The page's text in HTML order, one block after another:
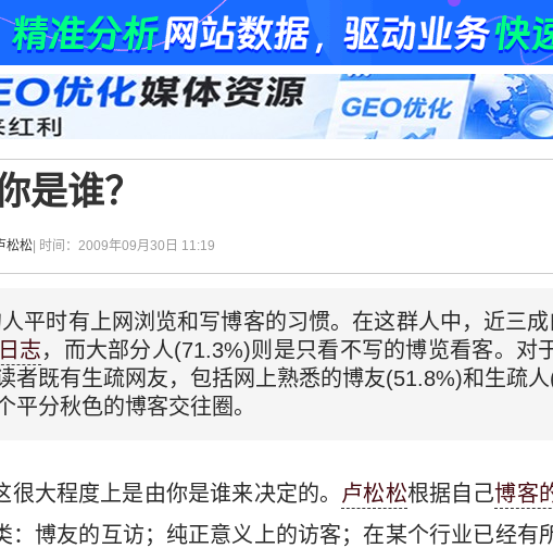
是谁？
松松 | 时间：2009年09月30日 11:19
平时有上网浏览和写博客的习惯。在这群人中，近三
志，而大部分人(71.3%)则是只看不写的博览看客。对
者既有生疏网友，包括网上熟悉的博友(51.8%)和生疏
平分秋色的博客交往圈。
很大程度上是由你是谁来决定的。 卢松松根据自己博客
：博友的互访；纯正意义上的访客；在某个行业已经有